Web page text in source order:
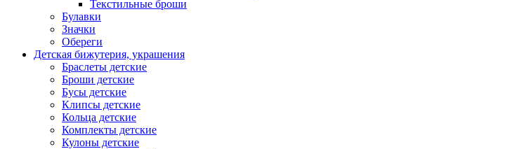
Текстильные броши
Булавки
Значки
Обереги
Детская бижутерия, украшения
Браслеты детские
Броши детские
Бусы детские
Клипсы детские
Кольца детские
Комплекты детские
Кулоны детские